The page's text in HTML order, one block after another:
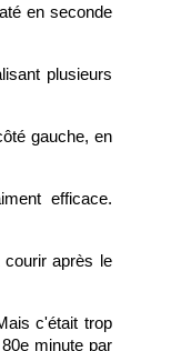
en seconde
plusieurs
gauche, en
efficace.
après le
c'était trop
minute par